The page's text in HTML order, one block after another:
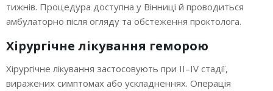
тижнів. Процедура доступна у Вінниці й проводиться
амбулаторно після огляду та обстеження проктолога.
Хірургічне лікування геморою
Хірургічне лікування застосовують при II–IV стадії,
виражених симптомах або ускладненнях. Операція